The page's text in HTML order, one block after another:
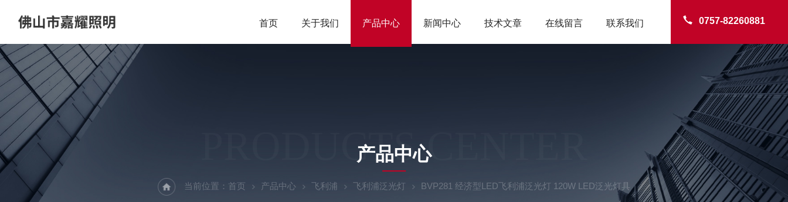
0757-82260881
首页 关于我们 产品中心 新闻中心 技术文章 在线留言 联系我们
PRODUCTS CENTER
产品中心
当前位置： 首页 产品中心 飞利浦 飞利浦泛光灯 BVP281 经济型LED飞利浦泛光灯 120W LED泛光灯具